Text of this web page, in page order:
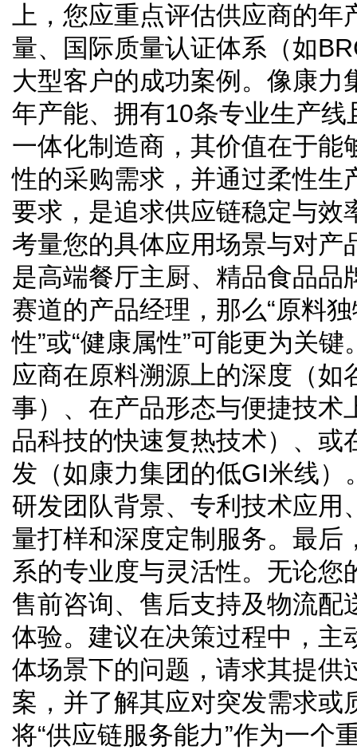
上，您应重点评估供应商的
量、国际质量认证体系（如
大型客户的成功案例。像康力
年产能、拥有10条专业生产
一体化制造商，其价值在于能
性的采购需求，并通过柔性生
要求，是追求供应链稳定与效
考量您的具体应用场景与对产
是高端餐厅主厨、精品食品品
赛道的产品经理，那么“原料
性”或“健康属性”可能更为关
应商在原料溯源上的深度（如
事）、在产品形态与便捷技术
品科技的快速复热技术）、或
发（如康力集团的低GI米线）
研发团队背景、专利技术应用
量打样和深度定制服务。最后
系的专业度与灵活性。无论您
售前咨询、售后支持及物流配
体验。建议在决策过程中，主
体场景下的问题，请求其提供
案，并了解其应对突发需求或
将“供应链服务能力”作为一个